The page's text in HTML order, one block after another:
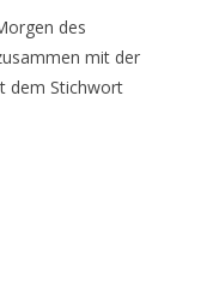
des
mit der
dem Stichwort